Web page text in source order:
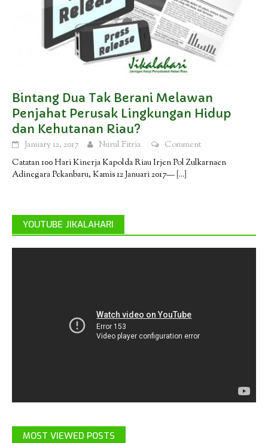
Bintang Dua Tak Berani Melawan
Penjahat Perusak Lingkungan Hidup
dan Kehutanan Riau?
January 12, 2017 Nurul Fitria
Comment
Catatan 100 Hari Kinerja Kapolda Riau Irjen Pol Zulkarnaen
Adinegara Pekanbaru, Kamis 12 Januari 2017— […]
YOUTUBE JIKALAHARI
MOST VIEWED POSTS